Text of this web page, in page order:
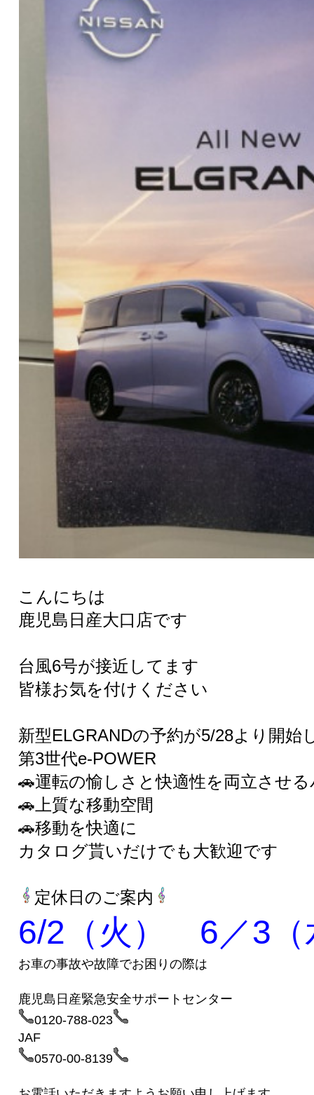
こんにちは
鹿児島日産大口店です
台風6号が接近してます
皆様お気を付けください
新型ELGRANDの予約が5/28より開始
第3世代e-POWER
🚗運転の愉しさと快適性を両立させ
🚗上質な移動空間
🚗移動を快適に
カタログ貰いだけでも大歓迎です
定休日のご案内
6/2（火） 6／3（
お車の事故や故障でお困りの際は
鹿児島日産緊急安全サポートセンター
0120-788-023
JAF
0570-00-8139